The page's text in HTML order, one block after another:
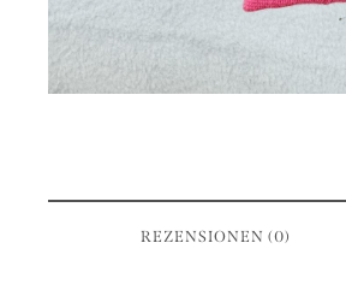
REZENSIONEN (0)